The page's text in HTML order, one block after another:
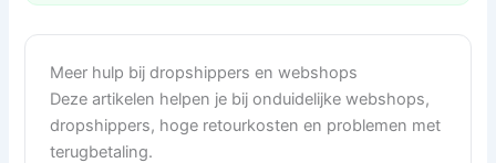
Meer hulp bij dropshippers en webshops
Deze artikelen helpen je bij onduidelijke webshops,
dropshippers, hoge retourkosten en problemen met
terugbetaling.